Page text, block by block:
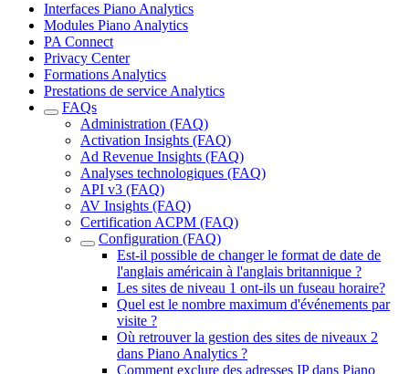
Interfaces Piano Analytics
Modules Piano Analytics
PA Connect
Privacy Center
Formations Analytics
Prestations de service Analytics
FAQs
Administration (FAQ)
Activation Insights (FAQ)
Ad Revenue Insights (FAQ)
Analyses technologiques (FAQ)
API v3 (FAQ)
AV Insights (FAQ)
Certification ACPM (FAQ)
Configuration (FAQ)
Est-il possible de changer le format de date de
l'anglais américain à l'anglais britannique ?
Les sites de niveau 1 ont-ils un fuseau horaire?
Quel est le nombre maximum d'événements par
visite ?
Où retrouver la gestion des sites de niveaux 2
dans Piano Analytics ?
Comment exclure des adresses IP dans Piano